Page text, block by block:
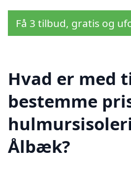
Få 3 tilbud, gratis og
Hvad er med
bestemme
Ålbæk?